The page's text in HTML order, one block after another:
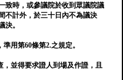
致時，或參議院於收到眾議院議
不計外，於三十日內不為議決
決。
用第60條第2.之規定。
，並得要求證人到場及作證，且